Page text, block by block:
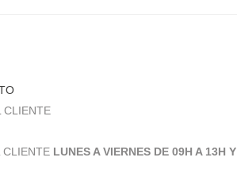
CLIENTE
CLIENTE LUNES A VIERNES DE 09H A 13H Y